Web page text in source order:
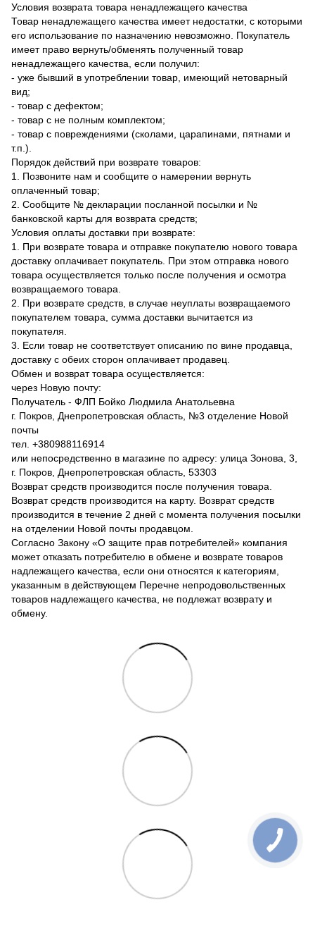
Условия возврата товара ненадлежащего качества
Товар ненадлежащего качества имеет недостатки, с которыми
его использование по назначению невозможно. Покупатель
имеет право вернуть/обменять полученный товар
ненадлежащего качества, если получил:
- уже бывший в употреблении товар, имеющий нетоварный
вид;
- товар с дефектом;
- товар с не полным комплектом;
- товар с повреждениями (сколами, царапинами, пятнами и
т.п.).
Порядок действий при возврате товаров:
1. Позвоните нам и сообщите о намерении вернуть
оплаченный товар;
2. Сообщите № декларации посланной посылки и №
банковской карты для возврата средств;
Условия оплаты доставки при возврате:
1. При возврате товара и отправке покупателю нового товара
доставку оплачивает покупатель. При этом отправка нового
товара осуществляется только после получения и осмотра
возвращаемого товара.
2. При возврате средств, в случае неуплаты возвращаемого
покупателем товара, сумма доставки вычитается из
покупателя.
3. Если товар не соответствует описанию по вине продавца,
доставку с обеих сторон оплачивает продавец.
Обмен и возврат товара осуществляется:
через Новую почту:
Получатель - ФЛП Бойко Людмила Анатольевна
г. Покров, Днепропетровская область, №3 отделение Новой
почты
тел. +380988116914
или непосредственно в магазине по адресу: улица Зонова, 3,
г. Покров, Днепропетровская область, 53303
Возврат средств производится после получения товара.
Возврат средств производится на карту. Возврат средств
производится в течение 2 дней с момента получения посылки
на отделении Новой почты продавцом.
Согласно Закону «О защите прав потребителей» компания
может отказать потребителю в обмене и возврате товаров
надлежащего качества, если они относятся к категориям,
указанным в действующем Перечне непродовольственных
товаров надлежащего качества, не подлежат возврату и
обмену.